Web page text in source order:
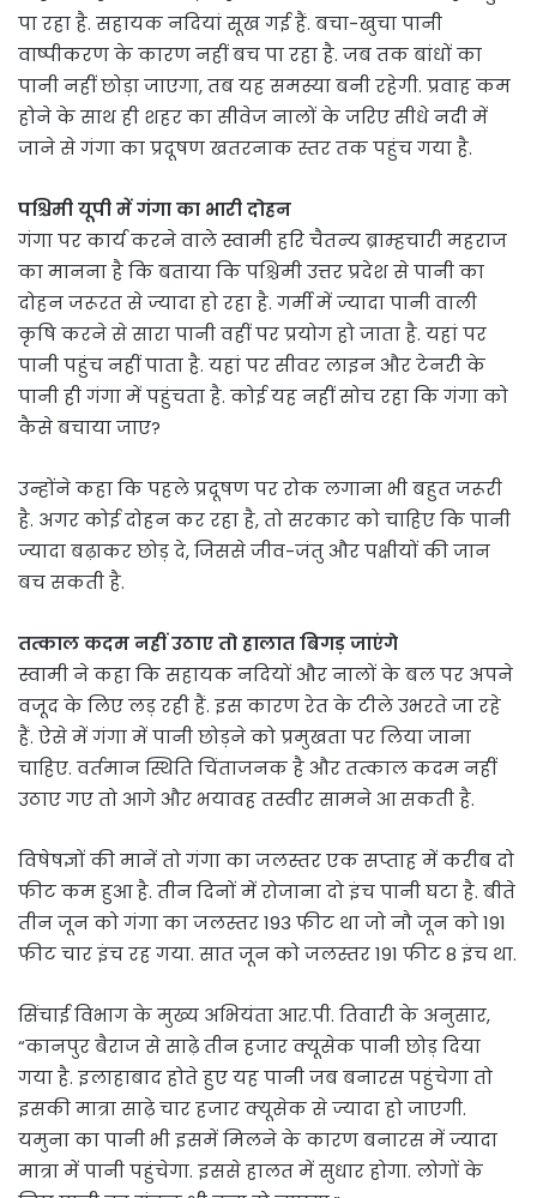
पा रहा है. सहायक नदियां सूख गई हैं. बचा-खुचा पानी
वाष्पीकरण के कारण नहीं बच पा रहा है. जब तक बांधों का
पानी नहीं छोड़ा जाएगा, तब यह समस्या बनी रहेगी. प्रवाह कम
होने के साथ ही शहर का सीवेज नालों के जरिए सीधे नदी में
जाने से गंगा का प्रदूषण खतरनाक स्तर तक पहुंच गया है.
पश्चिमी यूपी में गंगा का भारी दोहन
गंगा पर कार्य करने वाले स्वामी हरि चैतन्य ब्राम्हचारी महराज
का मानना है कि बताया कि पश्चिमी उत्तर प्रदेश से पानी का
दोहन जरूरत से ज्यादा हो रहा है. गर्मी में ज्यादा पानी वाली
कृषि करने से सारा पानी वहीं पर प्रयोग हो जाता है. यहां पर
पानी पहुंच नहीं पाता है. यहां पर सीवर लाइन और टेनरी के
पानी ही गंगा में पहुंचता है. कोई यह नहीं सोच रहा कि गंगा को
कैसे बचाया जाए?
उन्होंने कहा कि पहले प्रदूषण पर रोक लगाना भी बहुत जरूरी
है. अगर कोई दोहन कर रहा है, तो सरकार को चाहिए कि पानी
ज्यादा बढ़ाकर छोड़ दे, जिससे जीव-जंतु और पक्षीयों की जान
बच सकती है.
तत्काल कदम नहीं उठाए तो हालात बिगड़ जाएंगे
स्वामी ने कहा कि सहायक नदियों और नालों के बल पर अपने
वजूद के लिए लड़ रही हैं. इस कारण रेत के टीले उभरते जा रहे
हैं. ऐसे में गंगा में पानी छोड़ने को प्रमुखता पर लिया जाना
चाहिए. वर्तमान स्थिति चिंताजनक है और तत्काल कदम नहीं
उठाए गए तो आगे और भयावह तस्वीर सामने आ सकती है.
विषेषज्ञों की मानें तो गंगा का जलस्तर एक सप्ताह में करीब दो
फीट कम हुआ है. तीन दिनों में रोजाना दो इंच पानी घटा है. बीते
तीन जून को गंगा का जलस्तर 193 फीट था जो नौ जून को 191
फीट चार इंच रह गया. सात जून को जलस्तर 191 फीट 8 इंच था.
सिंचाई विभाग के मुख्य अभियंता आर.पी. तिवारी के अनुसार,
“कानपुर बैराज से साढ़े तीन हजार क्यूसेक पानी छोड़ दिया
गया है. इलाहाबाद होते हुए यह पानी जब बनारस पहुंचेगा तो
इसकी मात्रा साढ़े चार हजार क्यूसेक से ज्यादा हो जाएगी.
यमुना का पानी भी इसमें मिलने के कारण बनारस में ज्यादा
मात्रा में पानी पहुंचेगा. इससे हालत में सुधार होगा. लोगों के